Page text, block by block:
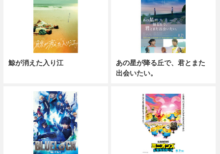
鯨が消えた入り江
あの星が降る丘で、君とまた
出会いたい。